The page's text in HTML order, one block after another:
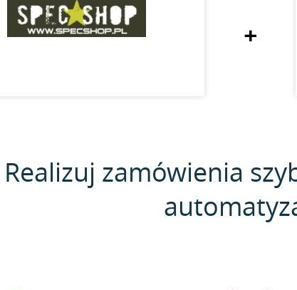
+
Realizuj zamówienia